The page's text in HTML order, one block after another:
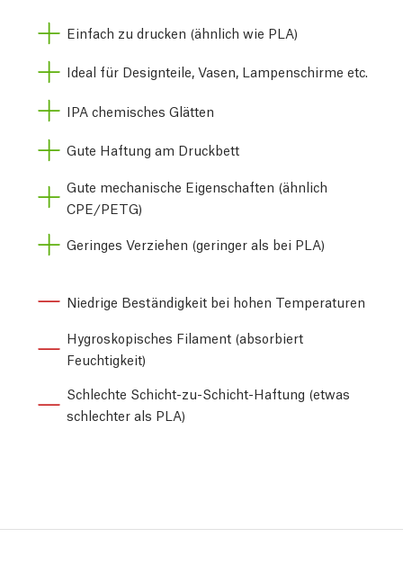
Einfach zu drucken (ähnlich wie PLA)
Ideal für Designteile, Vasen, Lampenschirme etc.
IPA chemisches Glätten
Gute Haftung am Druckbett
Gute mechanische Eigenschaften (ähnlich
CPE/PETG)
Geringes Verziehen (geringer als bei PLA)
Niedrige Beständigkeit bei hohen Temperaturen
Hygroskopisches Filament (absorbiert
Feuchtigkeit)
Schlechte Schicht-zu-Schicht-Haftung (etwas
schlechter als PLA)